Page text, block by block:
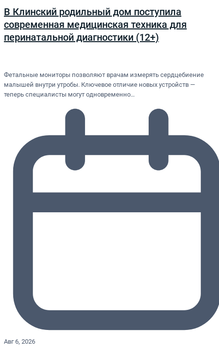
В Клинский родильный дом поступила
современная медицинская техника для
перинатальной диагностики (12+)
Фетальные мониторы позволяют врачам измерять сердцебиение
малышей внутри утробы. Ключевое отличие новых устройств —
теперь специалисты могут одновременно…
Авг 6, 2026